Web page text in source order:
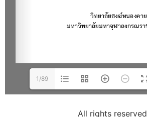
1/89
All rights reserved